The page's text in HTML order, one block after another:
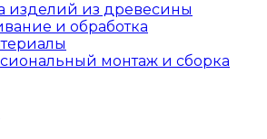
изделий из древесины
и обработка
монтаж и сборка